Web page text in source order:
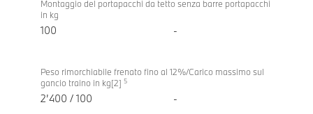
Montaggio del portapacchi da tetto senza barre portapacchi
in kg
100 -
Peso rimorchiabile frenato fino al 12%/Carico massimo sul
gancio traino in kg[2] 5
2’400 / 100 -